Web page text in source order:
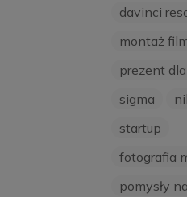
davinci
montaż
prezent
sigma
startup
fotografia
pomysły